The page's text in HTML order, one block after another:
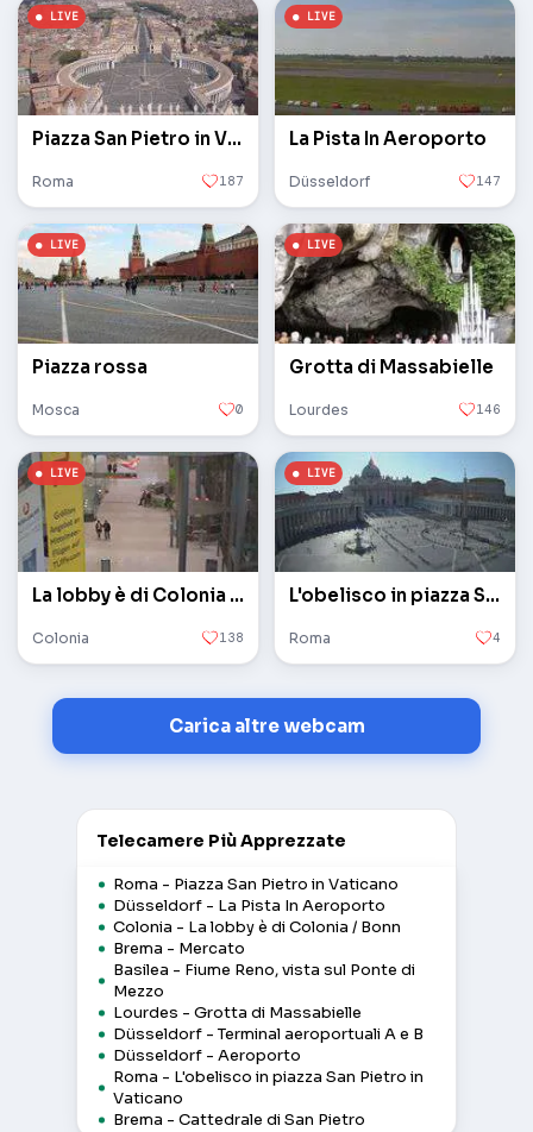
Piazza San Pietro in Vaticano
Roma 187
La Pista In Aeroporto
Düsseldorf 147
Piazza rossa
Mosca 0
Grotta di Massabielle
Lourdes 146
La lobby è di Colonia / Bonn
Colonia 138
L'obelisco in piazza San Pietro in Vaticano
Roma 4
Carica altre webcam
Telecamere Più Apprezzate
Roma - Piazza San Pietro in Vaticano
Düsseldorf - La Pista In Aeroporto
Colonia - La lobby è di Colonia / Bonn
Brema - Mercato
Basilea - Fiume Reno, vista sul Ponte di
Mezzo
Lourdes - Grotta di Massabielle
Düsseldorf - Terminal aeroportuali A e B
Düsseldorf - Aeroporto
Roma - L'obelisco in piazza San Pietro in
Vaticano
Brema - Cattedrale di San Pietro